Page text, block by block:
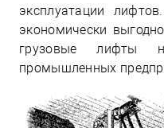
эксплуатации
экономически
грузовые лифты
промышленных